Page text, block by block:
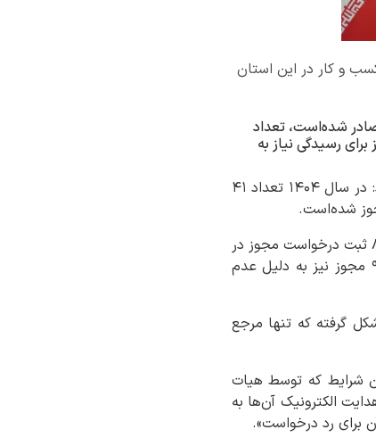
۲ هزار و ۱۸۲ درخواست صدور مجوز کسب و کار در این استان
و ۱۰۹ مجوز کسب و کار در قم صادر شده‌است، تعداد
رسیدگی نیاز به
وی همچنین با اشاره به وضعیت صدور مجوزهای کسب و کار طی سال گذشته در استان قم، ادامه داد: در سال ۱۴۰۴ تعداد ۴۱
وی افزود: از مردادماه ۱۴۰۱ به عنوان آغازین روزهای کار درگاه ملی مجوزها تاکنون، تعداد ۱۷۵ هزار و ۸۹۱ ثبت درخواست مجوز در
استان قم داشته‌ایم که با ۱۳۰ هزار و ۸۱ مجوز موافقت و مجوز آنها صادر شد، تعداد ۳۴ هزار و ۹۹۹ مجوز نیز به دلیل عدم
درگاه ملی مجوزهای کشور بر اساس ماده هفت قانون اجرای سیاست‌های کلی اصل ۴۴ شکل گرفته که تنها مرجع
شرایط که توسط هیات
الکترونیک آن‌ها به
برای رد درخواست».